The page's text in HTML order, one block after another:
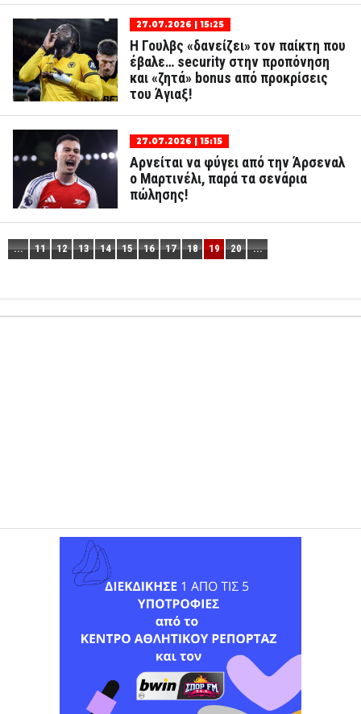
27.07.2026 | 15:25
Η Γουλβς «δανείζει» τον παίκτη που
έβαλε… security στην προπόνηση
και «ζητά» bonus από προκρίσεις
του Άγιαξ!
27.07.2026 | 15:15
Αρνείται να φύγει από την Άρσεναλ
ο Μαρτινέλι, παρά τα σενάρια
πώλησης!
... 11 12 13 14 15 16 17 18 19 20 ...